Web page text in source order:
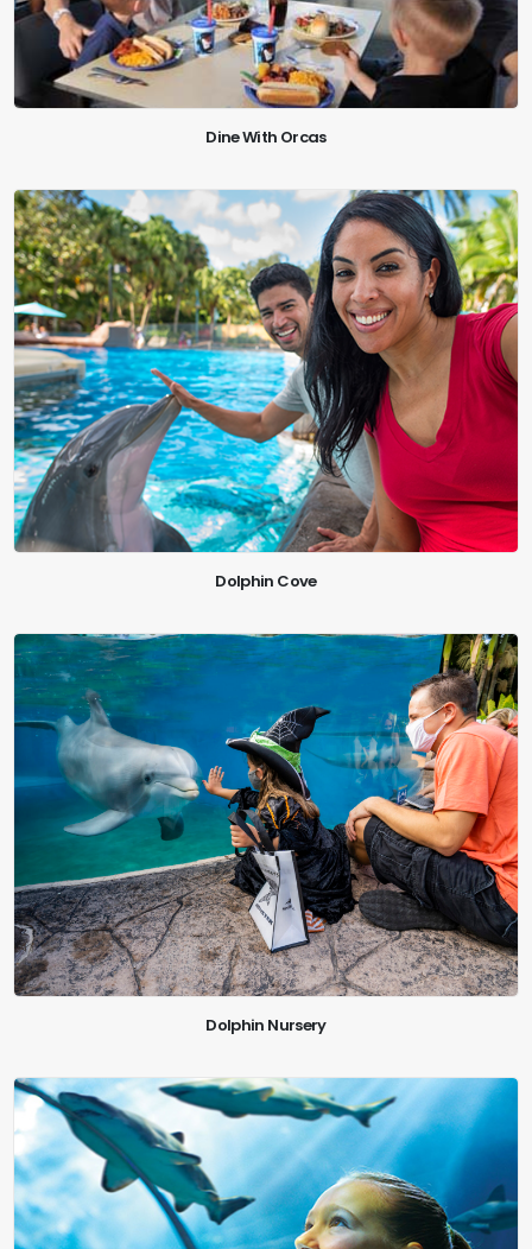
Dine With Orcas
Dolphin Cove
Dolphin Nursery